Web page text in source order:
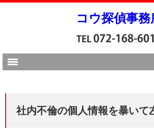
コウ探偵事務
社内不倫の個人情報を暴いて